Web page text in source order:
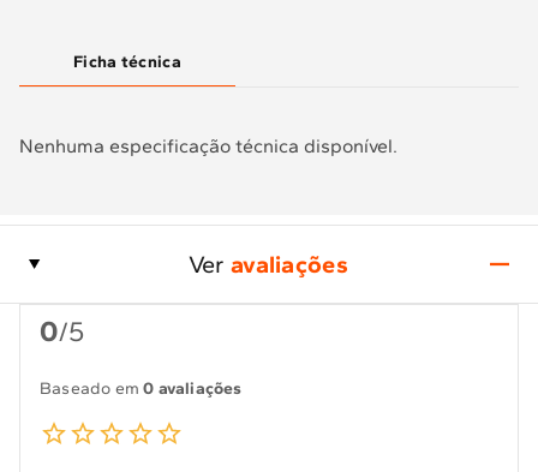
Ficha técnica
Nenhuma especificação técnica disponível.
Veravaliações
0/5
Baseado em0 avaliações